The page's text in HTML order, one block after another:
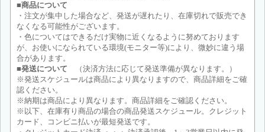
■商品について
・注文が集中した場合など、発送が遅れたり、在庫切れで販売でき
なくなる可能性がございます。
・色についてはできるだけ実物に近くなるように努めております
が、お使いになられている環境(モニター等)により、微妙に違う場
合があります。
■発送について （決済方法に応じて発送準備が異なります。）
※発送スケジュールは商品により異なりますので、商品詳細をご確
認ください。
※納期は商品により異なります。商品詳細をご確認ください。
※以下、在庫有り商品の場合の商品発送スケジュール。クレジット
カード、コンビニ払いが最短発送です。